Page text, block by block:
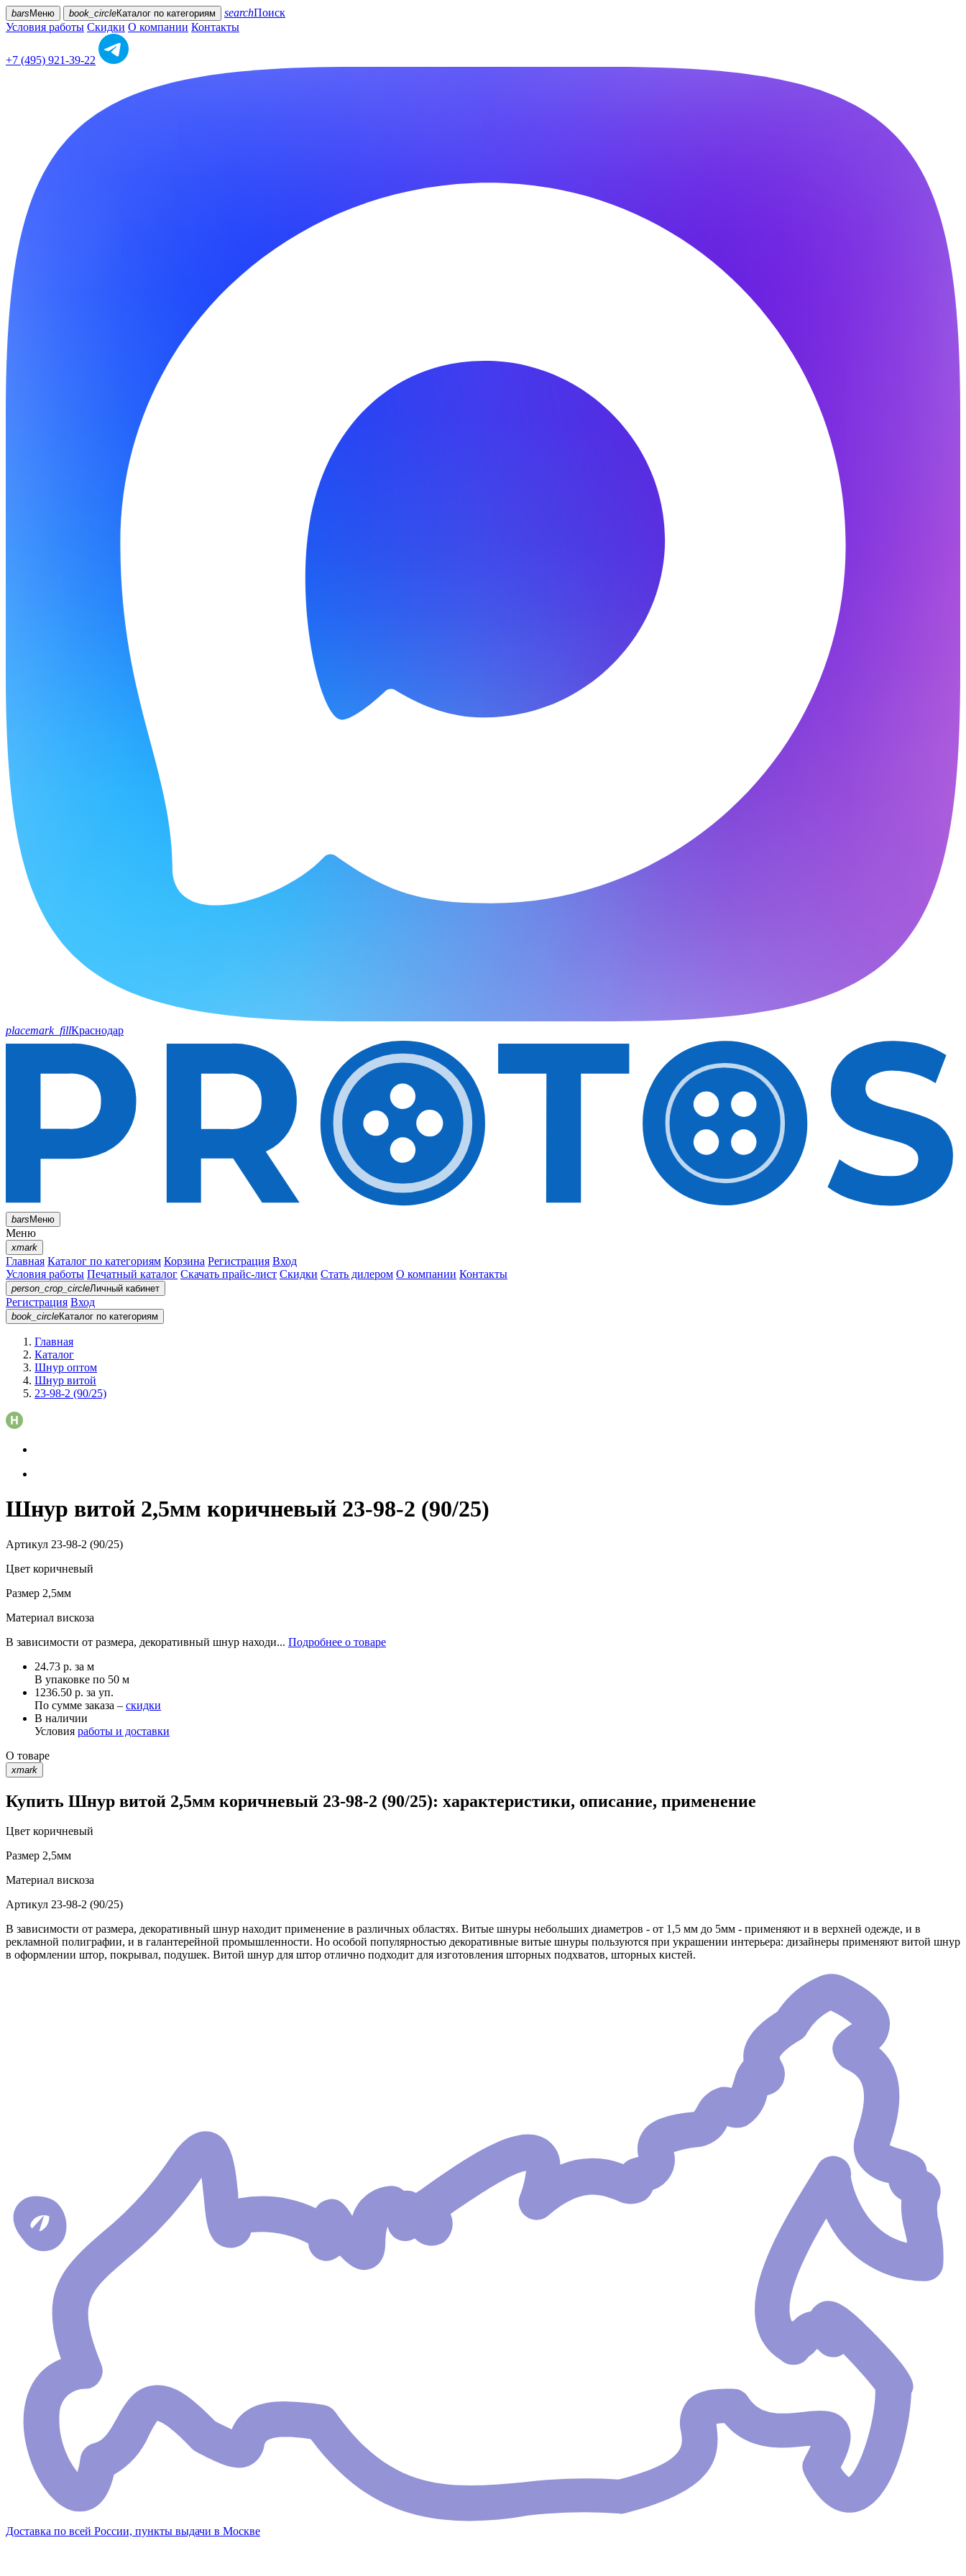
bars Меню book_circleКаталог по категориям searchПоиск
Условия работы Скидки О компании Контакты
+7 (495) 921-39-22
placemark_fillКраснодар
barsМеню
Меню
xmark
Главная Каталог по категориям Корзина Регистрация Вход
Условия работы Печатный каталог Скачать прайс-лист Скидки Стать дилером О компании Контакты
person_crop_circleЛичный кабинет
Регистрация Вход
book_circleКаталог по категориям
Главная
Каталог
Шнур оптом
Шнур витой
23-98-2 (90/25)
Шнур витой 2,5мм коричневый 23-98-2 (90/25)
Артикул 23-98-2 (90/25)
Цвет коричневый
Размер 2,5мм
Материал вискоза
В зависимости от размера, декоративный шнур находи... Подробнее о товаре
24.73 р. за м
В упаковке по 50 м
1236.50 р. за уп.
По сумме заказа – скидки
В наличии
Условия работы и доставки
О товаре
xmark
Купить Шнур витой 2,5мм коричневый 23-98-2 (90/25): характеристики, описание, применение
Цвет коричневый
Размер 2,5мм
Материал вискоза
Артикул 23-98-2 (90/25)
В зависимости от размера, декоративный шнур находит применение в различных областях. Витые шнуры небольших диаметров - от 1,5 мм до 5мм - применяют и в верхней одежде, и в
рекламной полиграфии, и в галантерейной промышленности. Но особой популярностью декоративные витые шнуры пользуются при украшении интерьера: дизайнеры применяют витой шнур
в оформлении штор, покрывал, подушек. Витой шнур для штор отлично подходит для изготовления шторных подхватов, шторных кистей.
Доставка по всей России, пункты выдачи в Москве